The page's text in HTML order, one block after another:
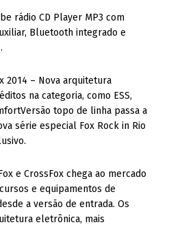
rádio CD Player MP3 com
Bluetooth integrado e
2014 – Nova arquitetura
na categoria, como ESS,
topo de linha passa a
série especial Fox Rock in Rio
e CrossFox chega ao mercado
e equipamentos de
a versão de entrada. Os
eletrônica, mais